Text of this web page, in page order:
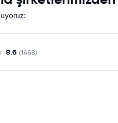
8.6 (1468)